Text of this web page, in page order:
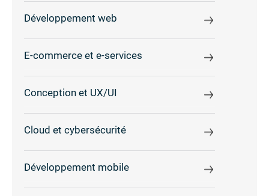
Développement web
E-commerce et e-services
Conception et UX/UI
Cloud et cybersécurité
Développement mobile